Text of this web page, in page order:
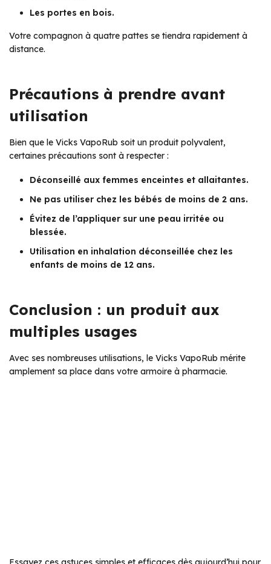
Les portes en bois.
Votre compagnon à quatre pattes se tiendra rapidement à
distance.
Précautions à prendre avant
utilisation
Bien que le Vicks VapoRub soit un produit polyvalent,
certaines précautions sont à respecter :
Déconseillé aux femmes enceintes et allaitantes.
Ne pas utiliser chez les bébés de moins de 2 ans.
Évitez de l’appliquer sur une peau irritée ou
blessée.
Utilisation en inhalation déconseillée chez les
enfants de moins de 12 ans.
Conclusion : un produit aux
multiples usages
Avec ses nombreuses utilisations, le Vicks VapoRub mérite
amplement sa place dans votre armoire à pharmacie.